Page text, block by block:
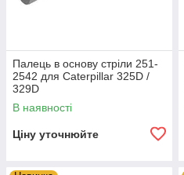
Палець в основу стріли 251-
2542 для Caterpillar 325D /
329D
В наявності
Ціну уточнюйте